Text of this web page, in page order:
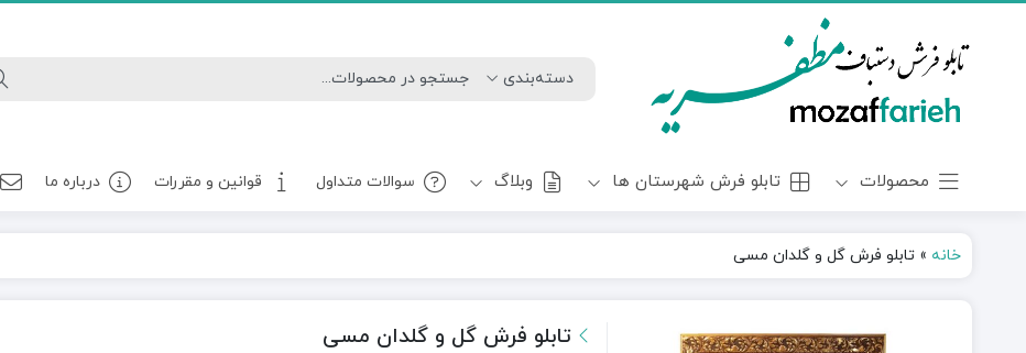
محصولات تابلو فرش شهرستان ها وبلاگ سوالات متداول قوانین و مقررات درباره ما
خانه » تابلو فرش گل و گلدان مسی
تابلو فرش گل و گلدان مسی